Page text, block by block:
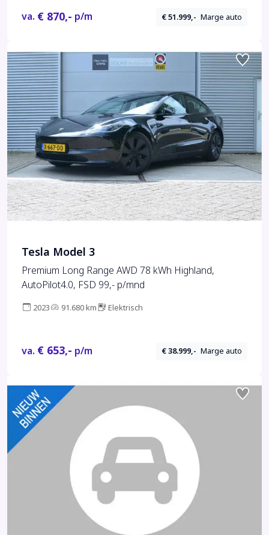
va. € 870,- p/m € 51.999,- Marge auto
Tesla Model 3
Premium Long Range AWD 78 kWh Highland,
AutoPilot4.0, FSD 99,- p/mnd
2023 91.680 km Elektrisch
va. € 653,- p/m € 38.999,- Marge auto